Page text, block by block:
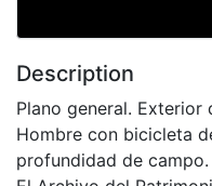
Description
Plano general.
Hombre con bicicleta
profundidad de